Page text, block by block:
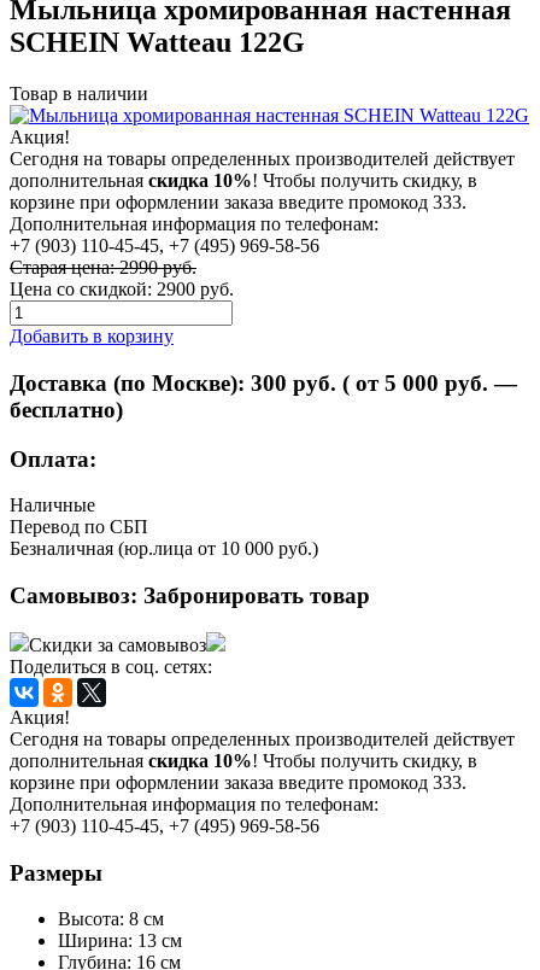
Мыльница хромированная настенная
SCHEIN Watteau 122G
Товар в наличии
Акция!
Сегодня на товары определенных производителей действует
дополнительная скидка 10%! Чтобы получить скидку, в
корзине при оформлении заказа введите промокод 333.
Дополнительная информация по телефонам:
+7 (903) 110-45-45, +7 (495) 969-58-56
Старая цена: 2990 руб.
Цена со скидкой: 2900 руб.
Добавить в корзину
Доставка (по Москве): 300 руб. ( от 5 000 руб. —
бесплатно)
Оплата:
Наличные
Перевод по СБП
Безналичная (юр.лица от 10 000 руб.)
Самовывоз: Забронировать товар
Скидки за самовывоз
Поделиться в соц. сетях:
Акция!
Сегодня на товары определенных производителей действует
дополнительная скидка 10%! Чтобы получить скидку, в
корзине при оформлении заказа введите промокод 333.
Дополнительная информация по телефонам:
+7 (903) 110-45-45, +7 (495) 969-58-56
Размеры
Высота: 8 см
Ширина: 13 см
Глубина: 16 см